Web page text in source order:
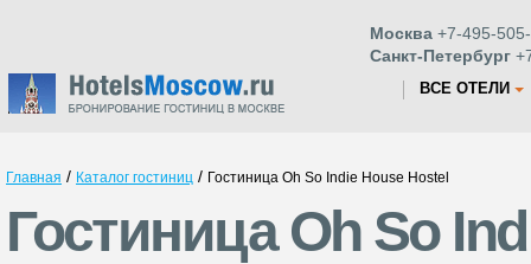
Москва +7-495-
Санкт-Петербург
ВСЕ ОТЕЛИ
Главная / Каталог гостиниц / Гостиница Oh So Indie House Hostel
Гостиница Oh So